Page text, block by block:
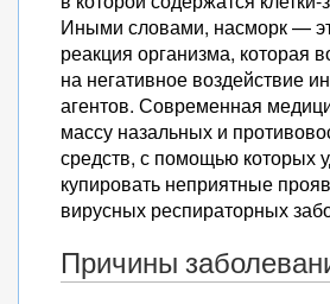
Иными словами, насморк —
реакция организма, которая
на негативное воздействие
агентов. Современная
массу назальных и
средств, с помощью которых
купировать неприятные
вирусных респираторных
Причины